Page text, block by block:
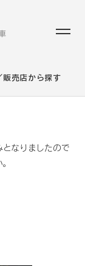
販売店から探す
なりましたので